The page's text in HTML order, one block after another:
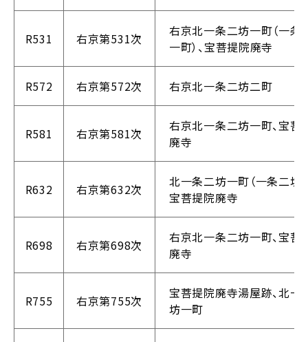
R531 右京第531次
右京北一条二坊一町（一条
一町）、宝菩提院廃寺
R572 右京第572次 右京北一条二坊二町
R581 右京第581次
右京北一条二坊一町、宝菩
廃寺
R632 右京第632次
北一条二坊一町（一条二坊
宝菩提院廃寺
R698 右京第698次
右京北一条二坊一町、宝菩
廃寺
R755 右京第755次
宝菩提院廃寺湯屋跡、北一
坊一町